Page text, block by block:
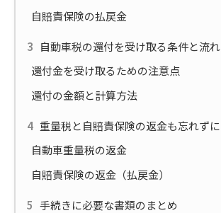
自賠責保険の払戻金
自動車税の還付を受け取る条件と流れ
還付金を受け取るための注意点
還付の金額と計算方法
重量税と自賠責保険の返金も忘れずに
自動車重量税の返金
自賠責保険の返金（払戻金）
手続きに必要な書類のまとめ